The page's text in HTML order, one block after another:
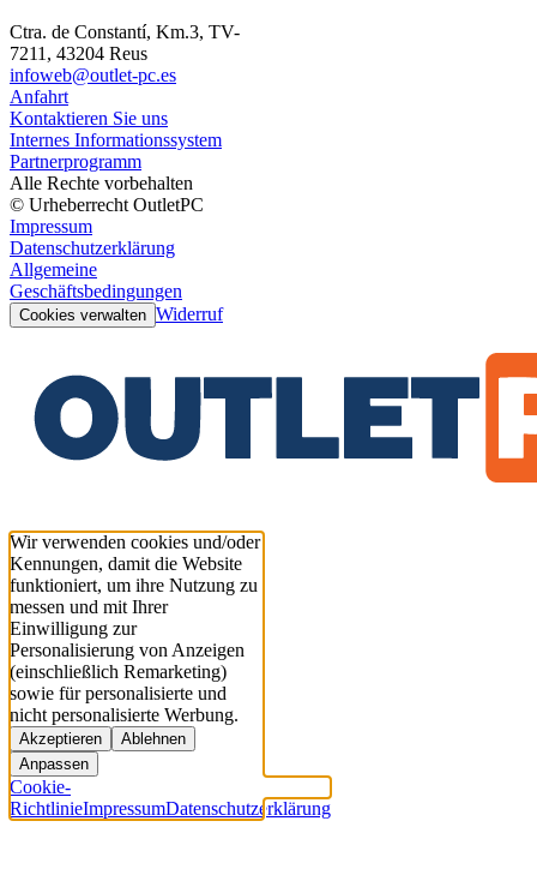
Ctra. de Constantí, Km.3, TV-
7211, 43204 Reus
infoweb@outlet-pc.es
Anfahrt
Kontaktieren Sie uns
Internes Informationssystem
Partnerprogramm
Alle Rechte vorbehalten
© Urheberrecht OutletPC
Impressum
Datenschutzerklärung
Allgemeine
Geschäftsbedingungen
Cookies verwalten Widerruf
Wir verwenden cookies und/oder
Kennungen, damit die Website
funktioniert, um ihre Nutzung zu
messen und mit Ihrer
Einwilligung zur
Personalisierung von Anzeigen
(einschließlich Remarketing)
sowie für personalisierte und
nicht personalisierte Werbung.
Akzeptieren
Ablehnen
Anpassen
Cookie-
RichtlinieImpressumDatenschutzerklärung